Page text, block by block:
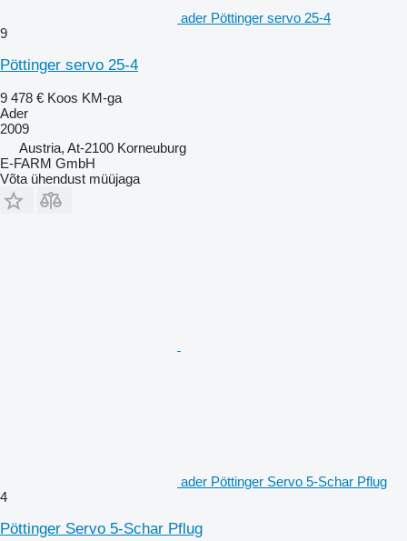
ader Pöttinger servo 25-4
9
Pöttinger servo 25-4
9 478 € Koos KM-ga
Ader
2009
Austria, At-2100 Korneuburg
E-FARM GmbH
Võta ühendust müüjaga
ader Pöttinger Servo 5-Schar Pflug
4
Pöttinger Servo 5-Schar Pflug